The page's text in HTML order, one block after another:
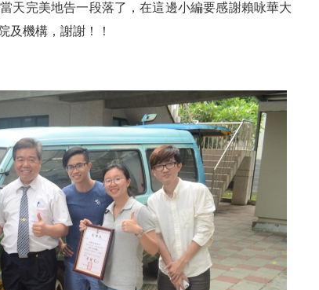
天完美地告一段落了，在這邊小編要感謝賴咏華大
及機構，謝謝！！